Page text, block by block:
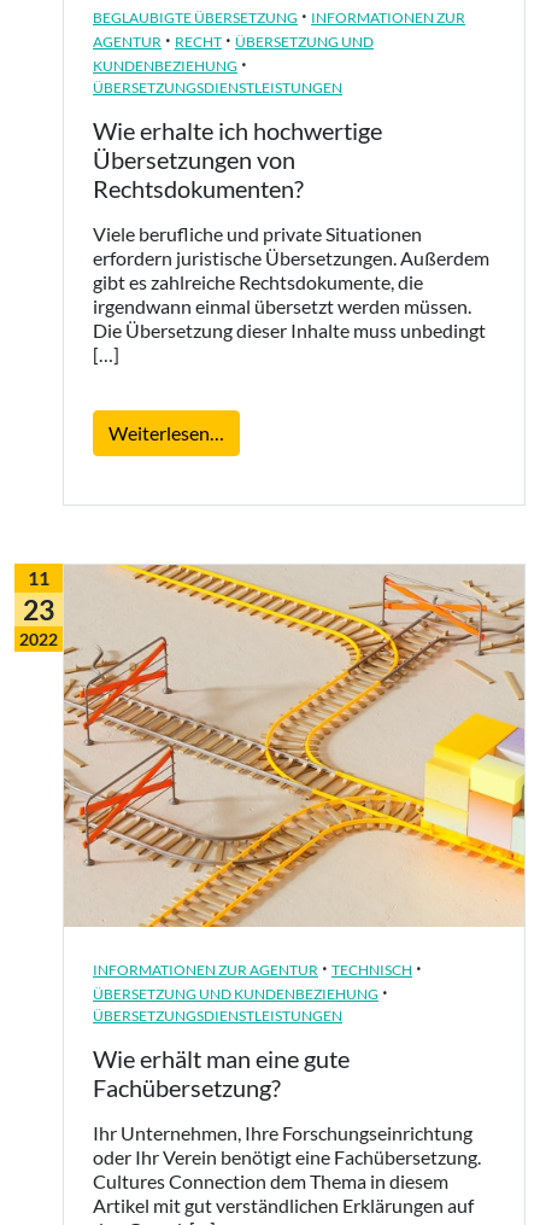
BEGLAUBIGTE ÜBERSETZUNG · INFORMATIONEN ZUR
AGENTUR · RECHT · ÜBERSETZUNG UND
KUNDENBEZIEHUNG ·
ÜBERSETZUNGSDIENSTLEISTUNGEN
Wie erhalte ich hochwertige
Übersetzungen von
Rechtsdokumenten?
Viele berufliche und private Situationen
erfordern juristische Übersetzungen. Außerdem
gibt es zahlreiche Rechtsdokumente, die
irgendwann einmal übersetzt werden müssen.
Die Übersetzung dieser Inhalte muss unbedingt
[…]
Weiterlesen…
11
23
2022
INFORMATIONEN ZUR AGENTUR · TECHNISCH ·
ÜBERSETZUNG UND KUNDENBEZIEHUNG ·
ÜBERSETZUNGSDIENSTLEISTUNGEN
Wie erhält man eine gute
Fachübersetzung?
Ihr Unternehmen, Ihre Forschungseinrichtung
oder Ihr Verein benötigt eine Fachübersetzung.
Cultures Connection dem Thema in diesem
Artikel mit gut verständlichen Erklärungen auf